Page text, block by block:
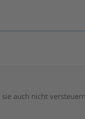
auch nicht